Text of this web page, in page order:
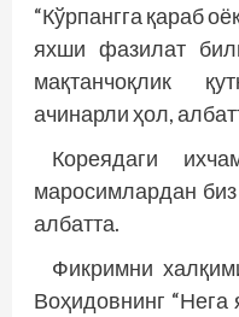
“Кўрпангга қараб
яхши фазилат
мақтанчоқлик
ачинарли ҳол,
Кореядаги
маросимлардан
албатта.
Фикримни
Воҳидовнинг